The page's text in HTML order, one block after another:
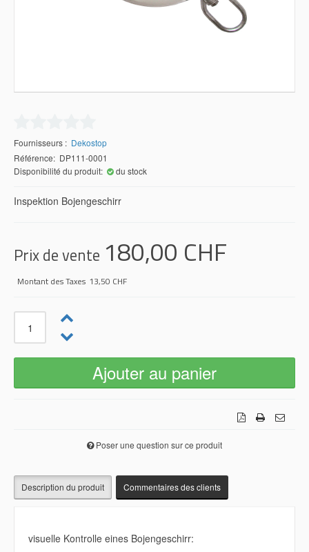
Fournisseurs
Dekostop
Référence: DP111-0001
Disponibilité du produit:
du stock
Inspektion Bojengeschirr
Prix ​​de vente 180,00 CHF
Montant des Taxes 13,50 CHF
Poser une question sur ce produit
Description du produit Commentaires des clients
visuelle Kontrolle eines Bojengeschirr: